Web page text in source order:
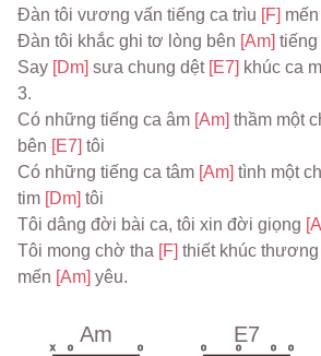
Đàn tôi vương vấn tiếng ca trìu [F]
Đàn tôi khắc ghi tơ lòng bên [Am] tiếng
Say [Dm] sưa chung dệt [E7] khúc ca
3.
Có những tiếng ca âm [Am] thầm một
bên [E7] tôi
Có những tiếng ca tâm [Am] tình một
tim [Dm] tôi
Tôi dâng đời bài ca, tôi xin đời giọng
Tôi mong chờ tha [F] thiết khúc thương
mến [Am] yêu.
Am
x o o
E7
o o o o